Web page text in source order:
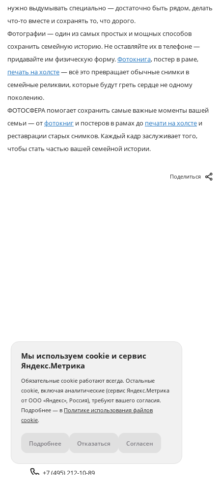
нужно выдумывать специально — достаточно быть рядом, делать
что-то вместе и сохранять то, что дорого.
Фотографии — один из самых простых и мощных способов
сохранить семейную историю. Не оставляйте их в телефоне —
придавайте им физическую форму.Фотокнига, постер в раме,
печать на холсте— всё это превращает обычные снимки в
семейные реликвии, которые будут греть сердце не одному
поколению.
ФОТОСФЕРА помогает сохранить самые важные моменты вашей
семьи — отфотокниг и постеров в рамах до печати на холсте и
реставрации старых снимков. Каждый кадр заслуживает того,
чтобы стать частью вашей семейной истории.
Поделиться
Контакты
+7 (495) 212-10-89
Мы используем cookie и сервис
Яндекс.Метрика
Обязательные cookie работают всегда. Остальные
cookie, включая аналитические (сервис Яндекс.Метрика
от ООО «Яндекс», Россия), требуют вашего согласия.
Подробнее — в Политике использования файлов
cookie.
Подробнее Отказаться Согласен